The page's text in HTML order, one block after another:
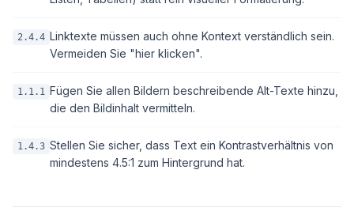
2.4.4 Linktexte müssen auch ohne Kontext verständlich sein.
Vermeiden Sie "hier klicken".
1.1.1 Fügen Sie allen Bildern beschreibende Alt-Texte hinzu,
die den Bildinhalt vermitteln.
1.4.3 Stellen Sie sicher, dass Text ein Kontrastverhältnis von
mindestens 4.5:1 zum Hintergrund hat.